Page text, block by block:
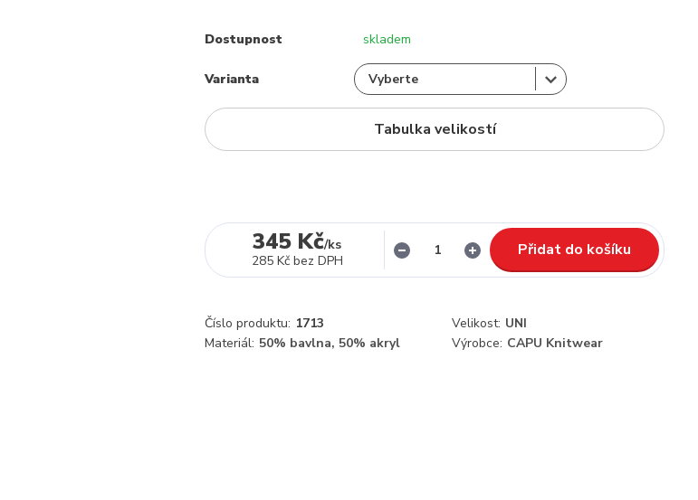
Dostupnost skladem
Varianta
Tabulka velikostí
345 Kč/ks
285 Kč bez DPH
Přidat do košíku
Číslo produktu: 1713 Velikost: UNI
Materiál: 50% bavlna, 50% akryl Výrobce: CAPU Knitwear